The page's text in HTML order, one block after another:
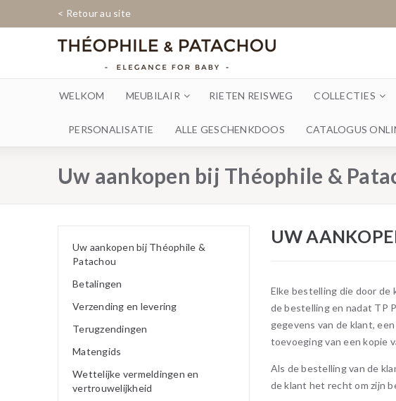
< Retour au site
WELKOM MEUBILAIR RIETEN REISWEG COLLECTIES
PERSONALISATIE ALLE GESCHENKDOOS CATALOGUS
Uw aankopen bij Théophile &
Uw aankopen bij Théophile &
Patachou
Betalingen
Verzending en levering
Terugzendingen
Matengids
Wettelijke vermeldingen en
vertrouwelijkheid
UW
Elke bestelling die door
de bestelling en nadat TP
gegevens van de klant,
toevoeging van een kopie
Als de bestelling van de
de klant het recht om zijn